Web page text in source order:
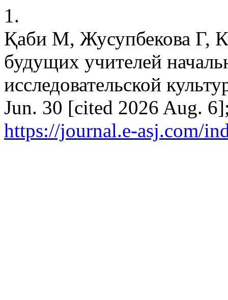
1.
Қаби М, Жусупбекова Г,
будущих учителей
исследовательской
Jun. 30 [cited 2026 Aug.
https://journal.e-asj.com/